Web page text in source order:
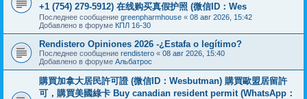
+1 (754) 279-5912) 在线购买真假护照 (微信ID：Wes
Последнее сообщение greenpharmhouse « 08 авг 2026, 15:42
Добавлено в форуме КПЛ 16-30
Rendistero Opiniones 2026 -¿Estafa o legítimo?
Последнее сообщение rendistero « 08 авг 2026, 15:40
Добавлено в форуме Альбатрос
購買加拿大居民許可證 (微信ID：Wesbutman) 購買歐盟居留許
可，購買美國綠卡 Buy canadian resident permit (WhatsApp：